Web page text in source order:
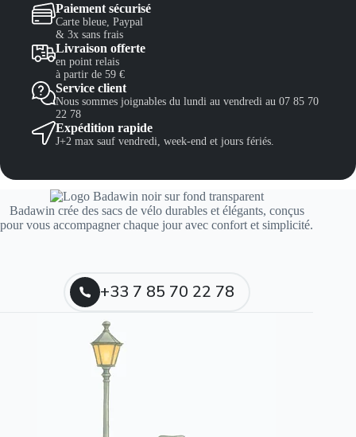
Paiement sécurisé
Carte bleue, Paypal
& 3x sans frais
Livraison offerte
en point relais
à partir de 59 €
Service client
Nous sommes joignables du lundi au vendredi au 07 85 70
22 78
Expédition rapide
J+2 max sauf vendredi, week-end et jours fériés.
Badawin crée des sacs de vélo durables et élégants, conçus
pour vous accompagner chaque jour avec confort et simplicité.
+33 7 85 70 22 78